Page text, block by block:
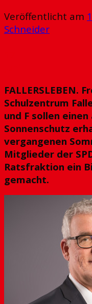
Veröffentlicht am
Schneider
FALLERSLEBEN.
Schulzentrum
und F sollen
Sonnenschutz
vergangenen
Mitglieder der
Ratsfraktion ein
gemacht.